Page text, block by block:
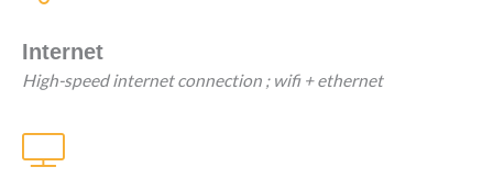
Internet
High-speed internet connection ; wifi + ethernet